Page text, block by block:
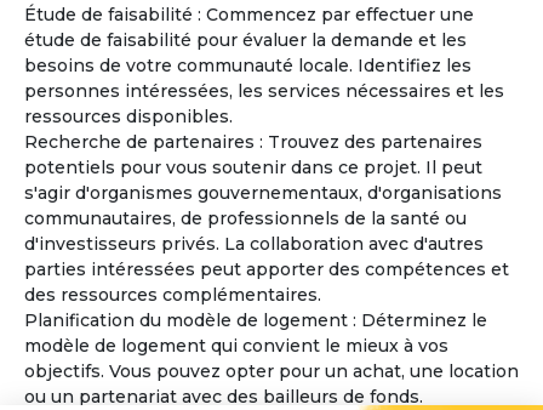
Étude de faisabilité : Commencez par effectuer une
étude de faisabilité pour évaluer la demande et les
besoins de votre communauté locale. Identifiez les
personnes intéressées, les services nécessaires et les
ressources disponibles.
Recherche de partenaires : Trouvez des partenaires
potentiels pour vous soutenir dans ce projet. Il peut
s'agir d'organismes gouvernementaux, d'organisations
communautaires, de professionnels de la santé ou
d'investisseurs privés. La collaboration avec d'autres
parties intéressées peut apporter des compétences et
des ressources complémentaires.
Planification du modèle de logement : Déterminez le
modèle de logement qui convient le mieux à vos
objectifs. Vous pouvez opter pour un achat, une location
ou un partenariat avec des bailleurs de fonds.